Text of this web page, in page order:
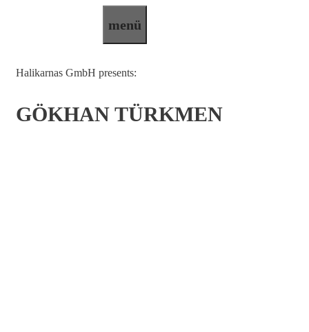
menü
Halikarnas GmbH presents:
GÖKHAN TÜRKMEN